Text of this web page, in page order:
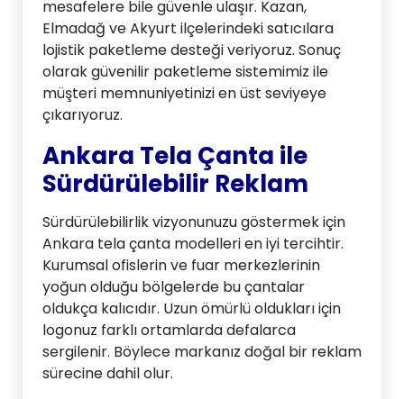
mesafelere bile güvenle ulaşır. Kazan,
Elmadağ ve Akyurt ilçelerindeki satıcılara
lojistik paketleme desteği veriyoruz. Sonuç
olarak güvenilir paketleme sistemimiz ile
müşteri memnuniyetinizi en üst seviyeye
çıkarıyoruz.
Ankara Tela Çanta ile
Sürdürülebilir Reklam
Sürdürülebilirlik vizyonunuzu göstermek için
Ankara tela çanta modelleri en iyi tercihtir.
Kurumsal ofislerin ve fuar merkezlerinin
yoğun olduğu bölgelerde bu çantalar
oldukça kalıcıdır. Uzun ömürlü oldukları için
logonuz farklı ortamlarda defalarca
sergilenir. Böylece markanız doğal bir reklam
sürecine dahil olur.